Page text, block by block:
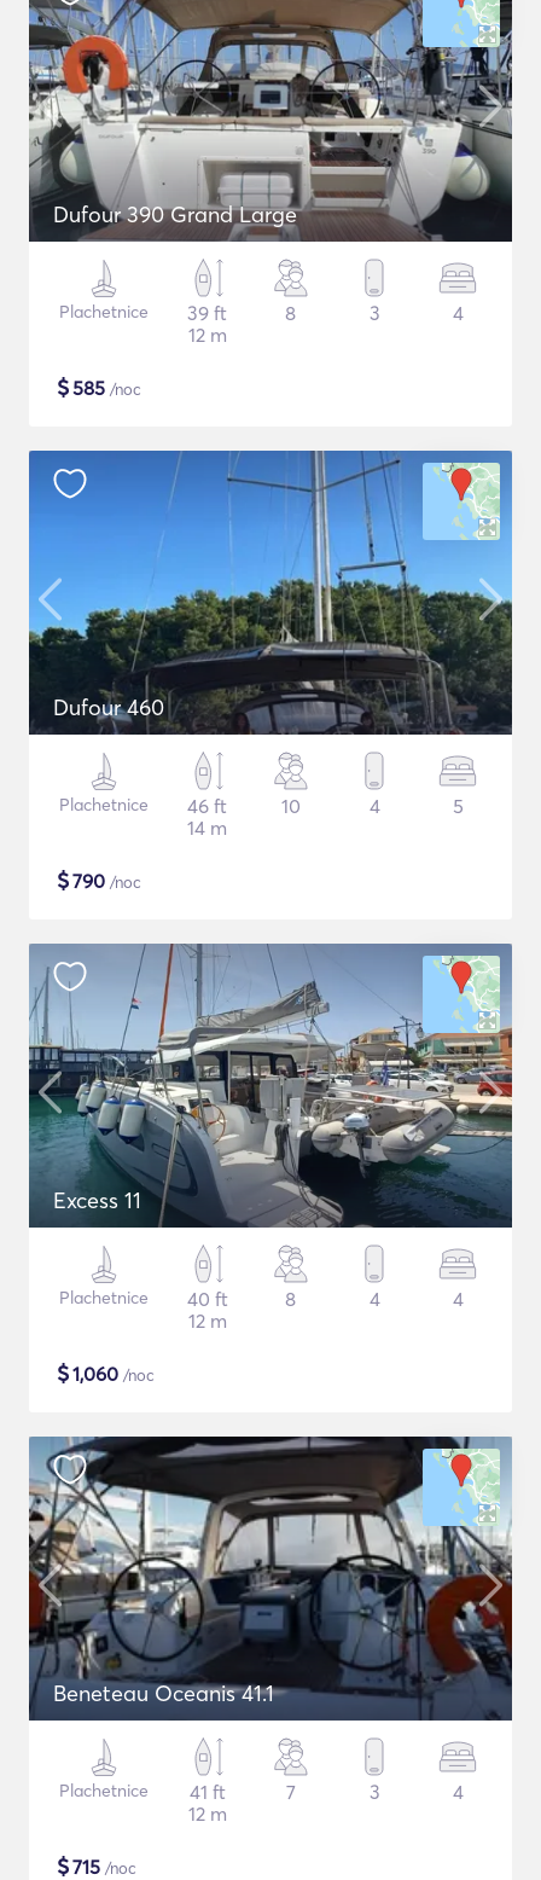
Dufour 390 Grand Large
Plachetnice
39 ft
12 m
8 3 4
$585 /noc
Dufour 460
Plachetnice
46 ft
14 m
10 4 5
$790 /noc
Excess 11
Plachetnice
40 ft
12 m
8 4 4
$1,060 /noc
Beneteau Oceanis 41.1
Plachetnice
41 ft
12 m
7 3 4
$715 /noc